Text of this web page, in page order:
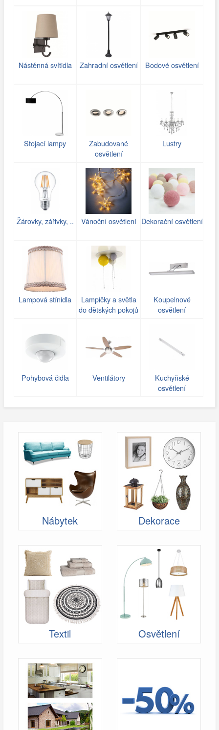
Nástěnná svítidla Zahradní osvětlení Bodové osvětlení
Stojací lampy
Zabudované
osvětlení
Lustry
Žárovky, zářivky, .. Vánoční osvětlení Dekorační osvětlení
Lampová stínidla
Lampičky a světla
do dětských pokojů
Koupelnové
osvětlení
Pohybová čidla Ventilátory
Kuchyňské
osvětlení
Nábytek Dekorace
Textil Osvětlení